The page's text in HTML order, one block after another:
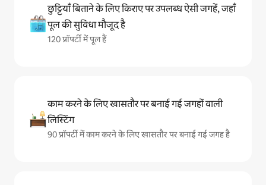
छुट्टियाँ बिताने के लिए किराए पर उपलब्ध ऐसी जगहें, जहाँ
पूल की सुविधा मौजूद है
120 प्रॉपर्टी में पूल हैं
काम करने के लिए खासतौर पर बनाई गई जगहों वाली
लिस्टिंग
90 प्रॉपर्टी में काम करने के लिए खासतौर पर बनाई गई जगह है